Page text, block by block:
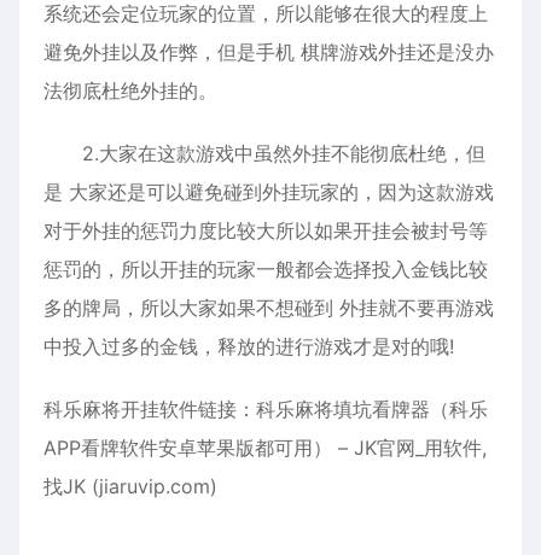
系统还会定位玩家的位置，所以能够在很大的程度上
避免外挂以及作弊，但是手机 棋牌游戏外挂还是没办
法彻底杜绝外挂的。
2.大家在这款游戏中虽然外挂不能彻底杜绝，但
是 大家还是可以避免碰到外挂玩家的，因为这款游戏
对于外挂的惩罚力度比较大所以如果开挂会被封号等
惩罚的，所以开挂的玩家一般都会选择投入金钱比较
多的牌局，所以大家如果不想碰到 外挂就不要再游戏
中投入过多的金钱，释放的进行游戏才是对的哦!
科乐麻将开挂软件链接： 科乐麻将填坑看牌器（科乐
APP看牌软件安卓苹果版都可用） – JK官网_用软件,
找JK (jiaruvip.com)